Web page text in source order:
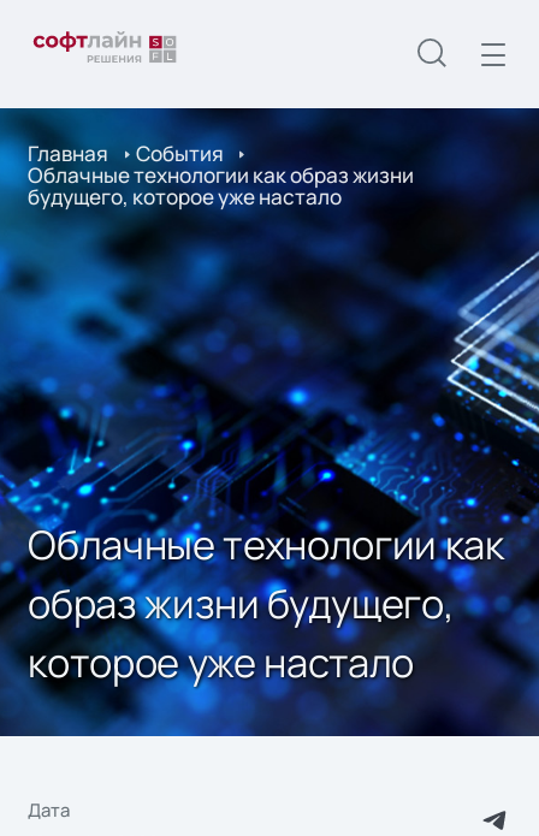
Главная События
Облачные технологии как образ жизни
будущего, которое уже настало
Облачные технологии как
образ жизни будущего,
которое уже настало
Дата